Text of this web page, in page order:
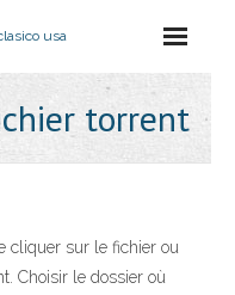
usa
torrent
cliquer sur le fichier ou
Choisir le dossier où